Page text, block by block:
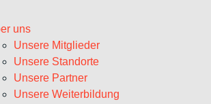
uns
Unsere Mitglieder
Unsere Standorte
Unsere Partner
Unsere Weiterbildung